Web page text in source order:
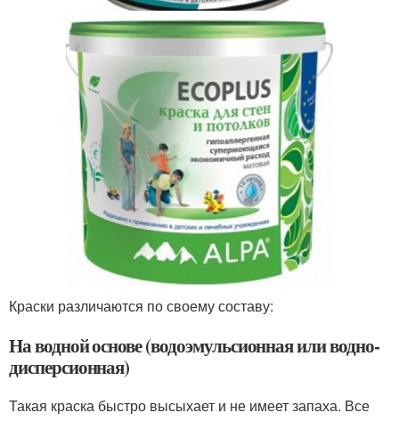
Краски различаются по своему составу:
На водной основе (водоэмульсионная или водно-
дисперсионная)
Такая краска быстро высыхает и не имеет запаха. Все